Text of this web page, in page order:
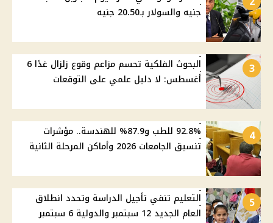
جنيه والسولار بـ20.50 جنيه
3
البحوث الفلكية تحسم مزاعم وقوع زلزال غدًا 6
أغسطس: لا دليل علمي على التوقعات
4
92.8% للطب و87.9% للهندسة.. مؤشرات
تنسيق الجامعات 2026 وأماكن المرحلة الثانية
5
التعليم تنفي تأجيل الدراسة وتحدد انطلاق
العام الجديد 12 سبتمبر والدولية 6 سبتمبر